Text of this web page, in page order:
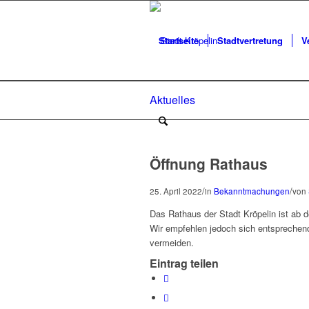
Startseite Stadtvertretung
Aktuelles
Öffnung Rathaus
25. April 2022/in Bekanntmachungen/von
Das Rathaus der Stadt Kröpelin ist ab
Wir empfehlen jedoch sich
vermeiden.
Eintrag teilen